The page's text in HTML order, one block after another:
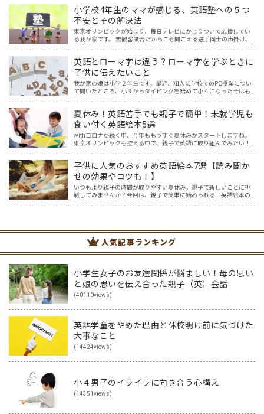
小学校4年生のママが感じる、英語塾への５つ
不安とその解決法
東京オリンピックが始まり、毎日テレビにかじりついて応援してい
る我が家です。 無観客試合だからこそ聞こえる選手同士の声掛け、
英語とローマ字は違う？ローマ字を学ぶときに
子供に伝えたいこと
我が家の娘は小学２年生です。最近、知人に学校でのPC授業につい
て聞いたところ、小３からタイピングを始めて小４になった今はも
夏休み！英語苦手でも親子で簡単！未就学児も
食い付く英語絵本5選
withコロナが続く中、今年ももうすぐ夏休みがスタートしますね。
東京オリンピックも控える中で、親子で英語に取り組んでみたい！
子供に人気のおすすめ英語絵本7選【読み聞か
せの効果やコツも！】
いつもより親子の時間が取りやすい夏休み。親子で新しいことに挑
戦してみませんか？今回は、親子で簡単に始められる「英語絵本の
人気記事ランキング
小学生女子のお友達関係が悩ましい！母の思い
と娘の思いを伝え合った親子（英）会話
(40110views)
英語学童をやめた理由と休校明け前に気づけた
大事なこと
(14424views)
小４男子のイライラに向き合う心構え
(14351views)